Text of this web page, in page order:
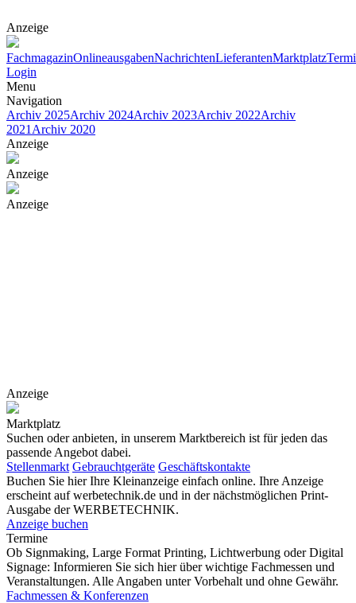
Anzeige
FachmagazinOnlineausgabenNachrichtenLieferantenMarktplatz
Login
Menu
Navigation
Archiv 2025Archiv 2024Archiv 2023Archiv 2022Archiv
2021 Archiv 2020
Anzeige
Anzeige
Anzeige
Anzeige
Marktplatz
Suchen oder anbieten, in unserem Marktbereich ist für jeden das
passende Angebot dabei.
Stellenmarkt Gebrauchtgeräte Geschäftskontakte
Buchen Sie hier Ihre Kleinanzeige einfach online. Ihre Anzeige
erscheint auf werbetechnik.de und in der nächstmöglichen Print-
Ausgabe der WERBETECHNIK.
Anzeige buchen
Termine
Ob Signmaking, Large Format Printing, Lichtwerbung oder Digital
Signage: Informieren Sie sich hier über wichtige Fachmessen und
Veranstaltungen. Alle Angaben unter Vorbehalt und ohne Gewähr.
Fachmessen & Konferenzen